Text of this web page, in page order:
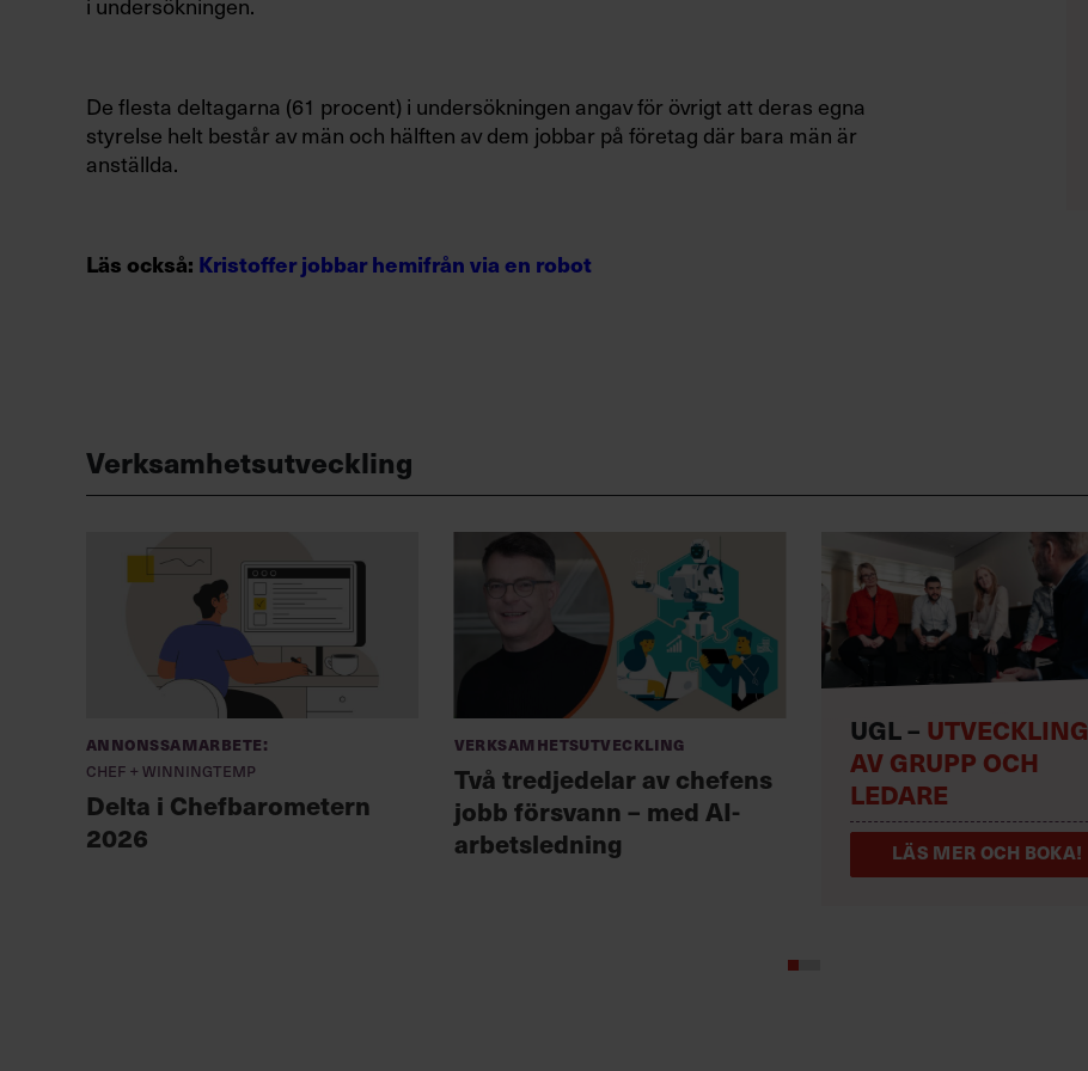
De flesta deltagarna (61 procent) i undersökningen angav för övrigt att deras egna
styrelse helt består av män och hälften av dem jobbar på företag där bara män är
anställda.
Läs också: Kristoffer jobbar hemifrån via en robot
Verksamhetsutveckling
Annonssamarbete:
Chef + Winningtemp
Delta i Chefbarometern
2026
Verksamhetsutveckling
Två tredjedelar av chefens
jobb försvann – med AI-
arbetsledning
UGL – UTVECKLING
AV GRUPP OCH
LEDARE
LÄS MER OCH BOKA!